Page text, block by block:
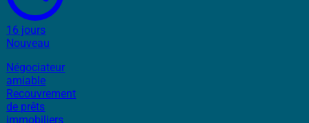
16 jours
Nouveau
Négociateur
amiable
Recouvrement
de prêts
immobiliers